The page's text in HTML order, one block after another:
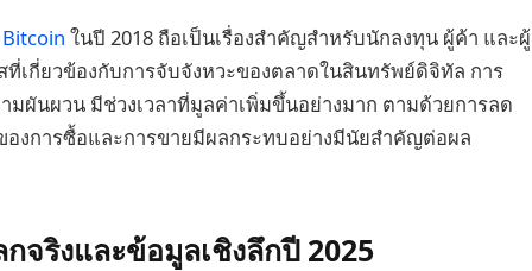
Bitcoin ในปี 2018 ถือเป็นเรื่องสำคัญสำหรับนักลงทุน ผู้ค้า และผู้
ที่เกี่ยวข้องกับการจับจังหวะของตลาดในสินทรัพย์ดิจิทัล การ
มผันผวน มีช่วงเวลาที่มูลค่าเพิ่มขึ้นอย่างมาก ตามด้วยการลด
งการซื้อและการขายมีผลกระทบอย่างมีนัยสำคัญต่อผล
จริงและข้อมูลเชิงลึกปี 2025